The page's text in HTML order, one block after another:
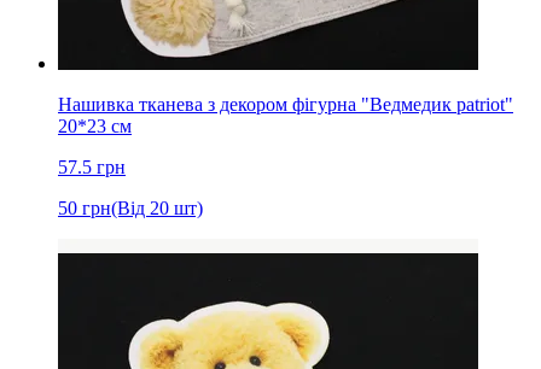
Нашивка тканева з декором фігурна "Ведмедик patriot"
20*23 см
57.5 грн
50 грн(Від 20 шт)